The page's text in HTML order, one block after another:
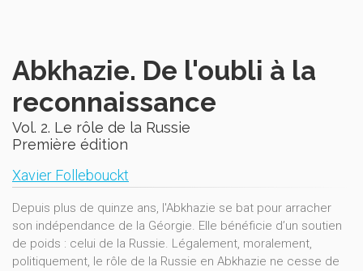
Abkhazie. De l'oubli à la
reconnaissance
Vol. 2. Le rôle de la Russie
Première édition
Xavier Follebouckt
Depuis plus de quinze ans, l'Abkhazie se bat pour arracher
son indépendance de la Géorgie. Elle bénéficie d’un soutien
de poids : celui de la Russie. Légalement, moralement,
politiquement, le rôle de la Russie en Abkhazie ne cesse de